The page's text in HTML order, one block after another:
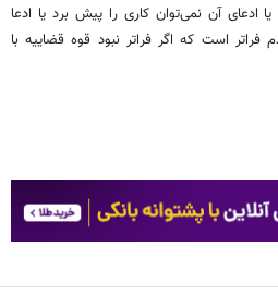
ادعای آن نمی‌توان کاری را پیش برد یا ادعا
است که اگر فراتر نبود قوه قضاییه با